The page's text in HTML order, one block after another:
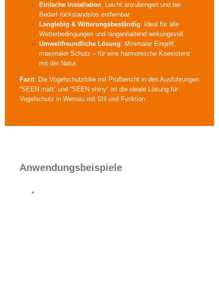
Einfache Installation: Leicht anzubringen und bei
Bedarf rückstandslos entfernbar.
Langlebig & Witterungsbeständig: Ideal für alle
Wetterbedingungen und langanhaltend wirkungsvoll.
Umweltfreundliche Lösung: Minimaler Eingriff,
maximaler Schutz – für eine harmonische Koexistenz
mit der Natur.
Fazit: Die Vogelschutzfolie mit Prüfbericht in den Ausführungen
“SEEN matt” und “SEEN shiny” ist die ideale Lösung für
Vogelschutz in Wernau mit Stil und Funktion.
Anwendungsbeispiele